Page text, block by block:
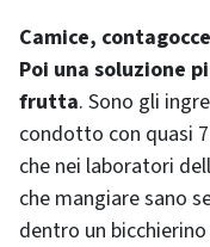
Camice,
Poi una soluzione
frutta. Sono gli
condotto con quasi
che nei laboratori
che mangiare sano
dentro un